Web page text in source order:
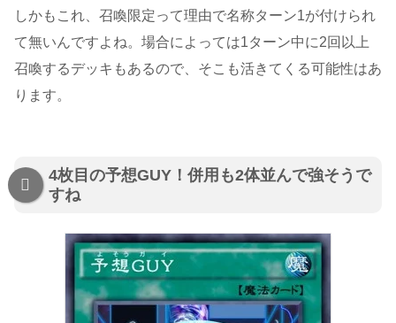
しかもこれ、召喚限定って理由で名称ターン1が付けられ
て無いんですよね。場合によっては1ターン中に2回以上
召喚するデッキもあるので、そこも活きてくる可能性はあ
ります。
4枚目の予想GUY！併用も2体並んで強そうで
すね